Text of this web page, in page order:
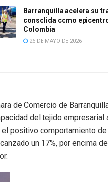
Barranquilla acelera su
consolida como
Colombia
26 DE MAYO DE 2026
de Comercio de
del tejido empresarial
positivo comportamiento
un 17%, por encima